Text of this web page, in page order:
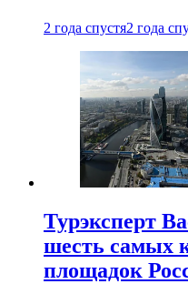
2 года спустя2 года
Турэксперт
шесть самых
площадок